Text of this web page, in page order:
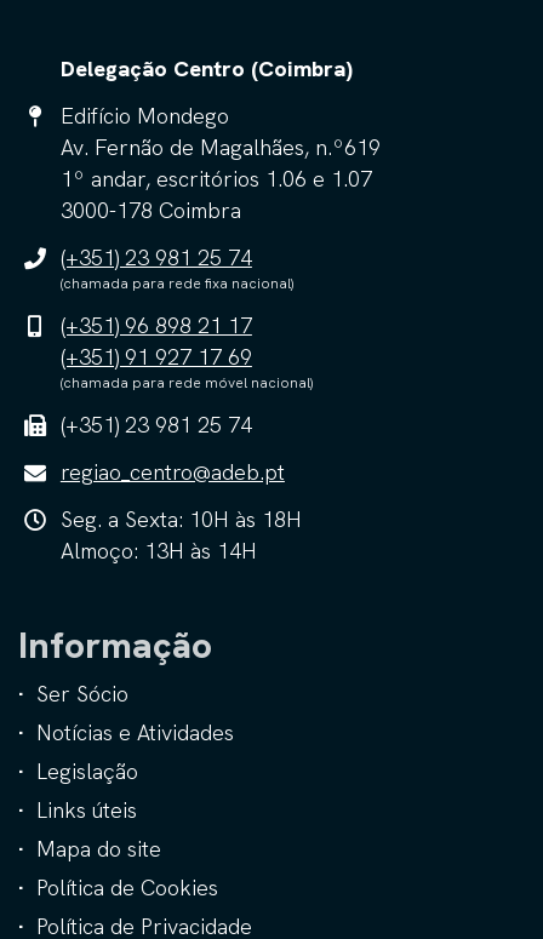
Delegação Centro (Coimbra)
Edifício Mondego
Av. Fernão de Magalhães, n.º619
1º andar, escritórios 1.06 e 1.07
3000-178 Coimbra
(+351) 23 981 25 74
(chamada para rede fixa nacional)
(+351) 96 898 21 17
(+351) 91 927 17 69
(chamada para rede móvel nacional)
(+351) 23 981 25 74
regiao_centro@adeb.pt
Seg. a Sexta: 10H às 18H
Almoço: 13H às 14H
Informação
Ser Sócio
Notícias e Atividades
Legislação
Links úteis
Mapa do site
Política de Cookies
Política de Privacidade